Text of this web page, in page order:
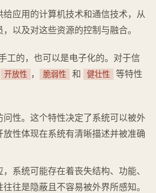
应用的计算机技术和通信技术，从
以及对这些资源的控制与融合。
工的，也可以是电子化的。对于信
开放性 ， 脆弱性 和 健壮性
等特性
问性。这个特性决定了系统可以被外
性体现在系统有清晰描述并被准确
系统可能存在着丧失结构、功能、
往是隐蔽且不容易被外界所感知。